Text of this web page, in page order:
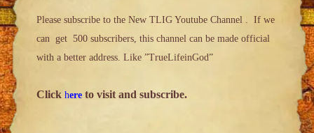
Please subscribe to the New TLIG Youtube Channel . If we
can get 500 subscribers, this channel can be made official
with a better address. Like ”TrueLifeinGod”
Click here to visit and subscribe.